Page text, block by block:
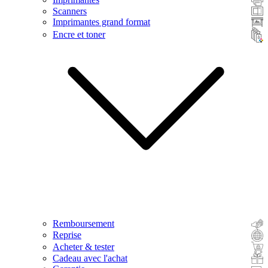
Scanners
Imprimantes grand format
Encre et toner
Remboursement
Reprise
Acheter & tester
Cadeau avec l'achat